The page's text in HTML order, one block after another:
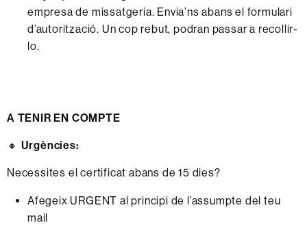
empresa de missatgeria. Envia’ns abans el formulari
d’autorització. Un cop rebut, podran passar a recollir-
lo.
A TENIR EN COMPTE
🔸 Urgències:
Necessites el certificat abans de 15 dies?
Afegeix URGENT al principi de l’assumpte del teu
mail